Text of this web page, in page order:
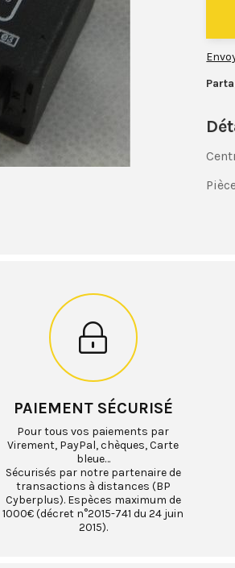
PAIEMENT SÉCURISÉ
Pour tous vos paiements par
Virement, PayPal, chèques, Carte
bleue…
Sécurisés par notre partenaire de
transactions à distances (BP
Cyberplus). Espèces maximum de
1000€ (décret n°2015-741 du 24 juin
2015).